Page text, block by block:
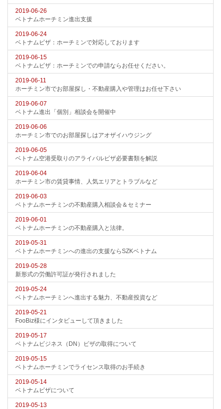
2019-06-26
ベトナムホーチミン進出支援
2019-06-24
ベトナムビザ：ホーチミンで対応しております
2019-06-15
ベトナムビザ：ホーチミンでの申請ならお任せください。
2019-06-11
ホーチミン市でお部屋探し・不動産購入や管理はお任せ下さい
2019-06-07
ベトナム進出「個別」相談会を開催中
2019-06-06
ホーチミン市でのお部屋探しはアオザイハウジング
2019-06-05
ベトナム空港受取りのアライバルビザ必要書類を解説
2019-06-04
ホーチミン市の賃貸事情、人気エリアとトラブルなど
2019-06-03
ベトナムホーチミンの不動産購入相談会＆セミナー
2019-06-01
ベトナムホーチミンの不動産購入と法律。
2019-05-31
ベトナムホーチミンへの進出の支援ならSZKベトナム
2019-05-28
新形式の労働許可証が発行されました
2019-05-24
ベトナムホーチミンへ進出する魅力、不動産投資など
2019-05-21
FooBiz様にインタビューして頂きました
2019-05-17
ベトナムビジネス（DN）ビザの取得について
2019-05-15
ベトナムホーチミンでライセンス取得のお手続き
2019-05-14
ベトナムビザについて
2019-05-13